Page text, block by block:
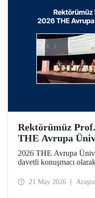
Rektörümüz
THE Avrupa
2026 THE Avrupa
davetli konuşmacı
katıldığı toplantıda
21 May 2026